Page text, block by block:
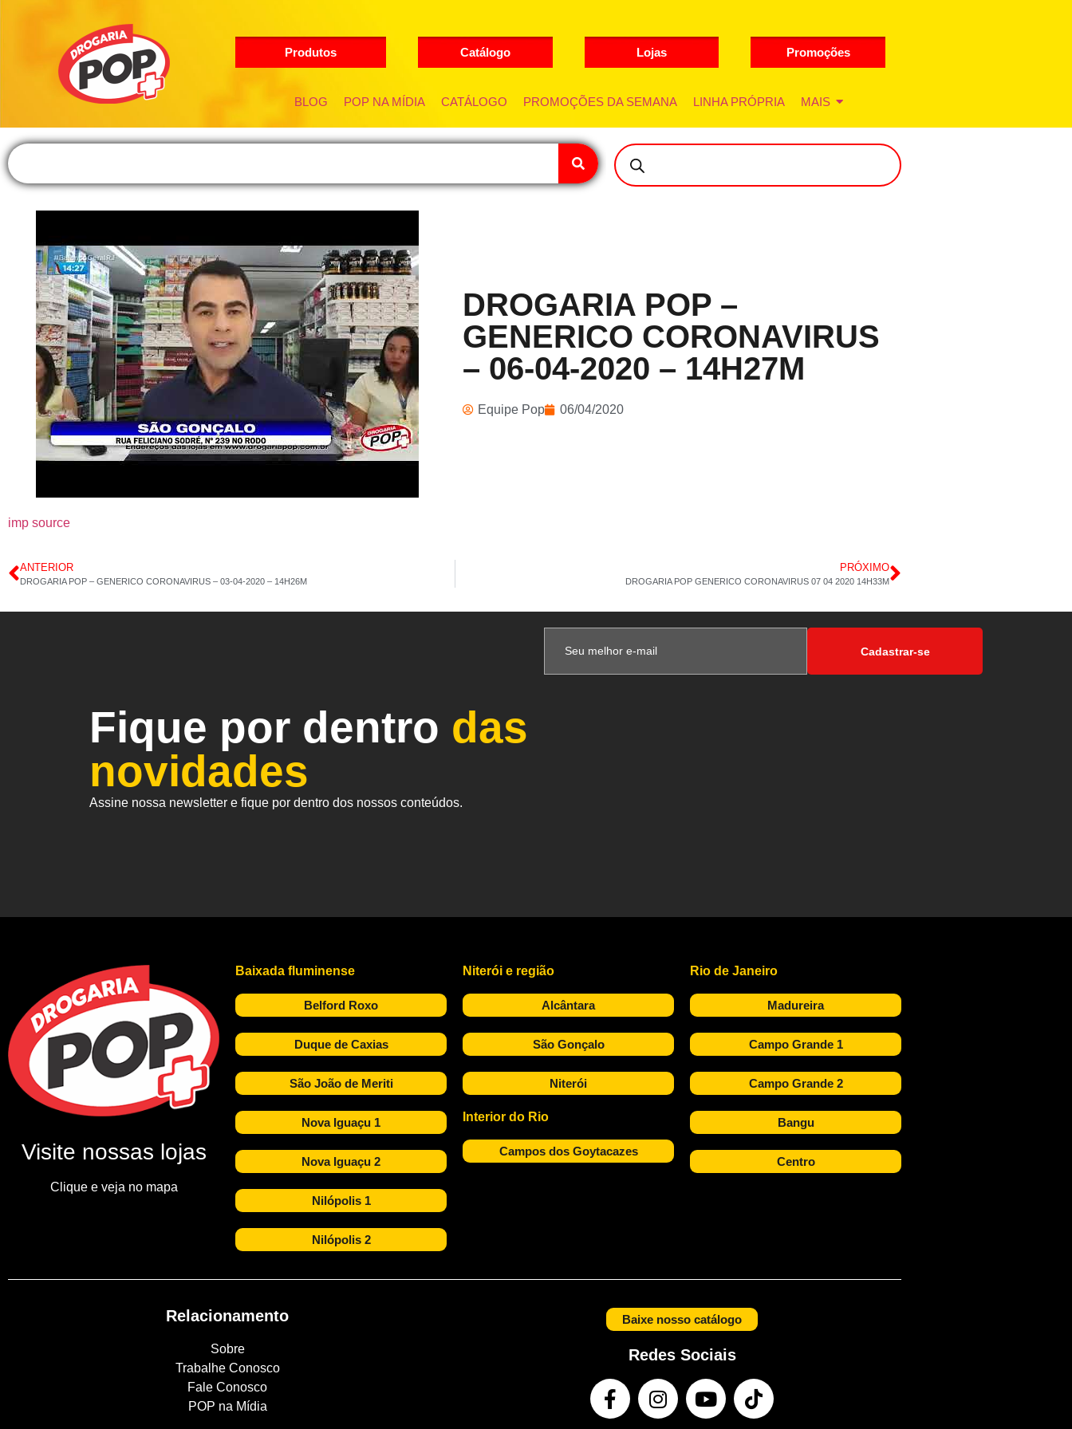
Produtos Catálogo Lojas Promoções
BLOG POP NA MÍDIA CATÁLOGO PROMOÇÕES DA SEMANA LINHA PRÓPRIA MAIS
DROGARIA POP –
GENERICO CORONAVIRUS
– 06-04-2020 – 14H27M
Equipe Pop 06/04/2020
imp source
ANTERIOR
DROGARIA POP – GENERICO CORONAVIRUS – 03-04-2020 – 14H26M
PRÓXIMO
DROGARIA POP GENERICO CORONAVIRUS 07 04 2020 14H33M
Fique por dentro das
novidades
Assine nossa newsletter e fique por dentro dos nossos conteúdos.
Cadastrar-se
Visite nossas lojas
Clique e veja no mapa
Baixada fluminense
Belford Roxo
Duque de Caxias
São João de Meriti
Nova Iguaçu 1
Nova Iguaçu 2
Nilópolis 1
Nilópolis 2
Niterói e região
Alcântara
São Gonçalo
Niterói
Interior do Rio
Campos dos Goytacazes
Rio de Janeiro
Madureira
Campo Grande 1
Campo Grande 2
Bangu
Centro
Relacionamento
Sobre
Trabalhe Conosco
Fale Conosco
POP na Mídia
Baixe nosso catálogo
Redes Sociais